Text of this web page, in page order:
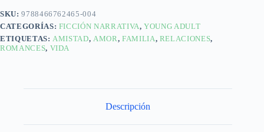
SKU:9788466762465-004
CATEGORÍAS: FICCIÓN NARRATIVA,YOUNG ADULT
ETIQUETAS:AMISTAD,AMOR, FAMILIA, RELACIONES,
ROMANCES, VIDA
Descripción